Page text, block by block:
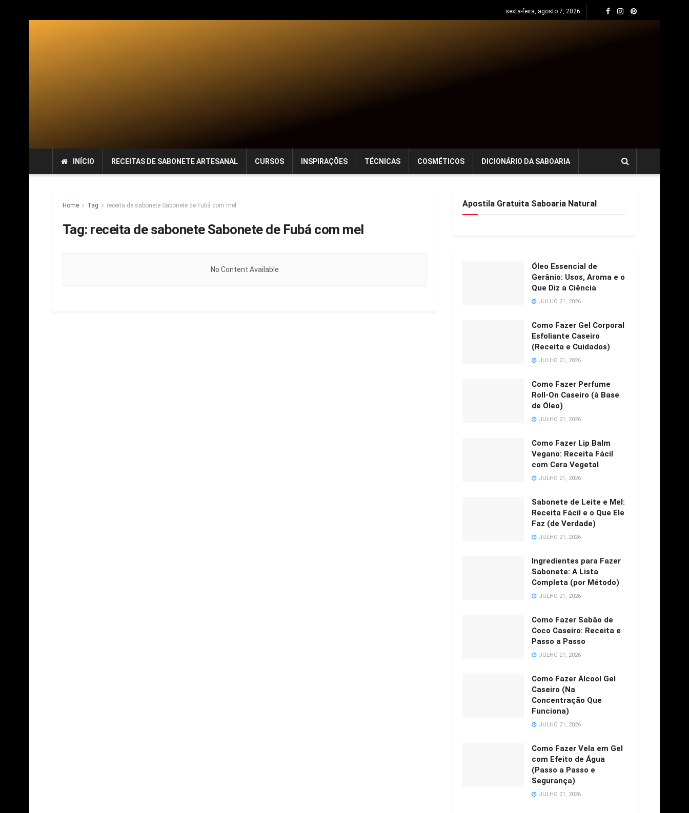
sexta-feira, agosto 7, 2026
INÍCIO RECEITAS DE SABONETE ARTESANAL CURSOS INSPIRAÇÕES TÉCNICAS COSMÉTICOS DICIONÁRIO DA SABOARIA
Home Tag receita de sabonete Sabonete de Fubá com mel
Tag: receita de sabonete Sabonete de Fubá com mel
No Content Available
Apostila Gratuita Saboaria Natural
Óleo Essencial de
Gerânio: Usos, Aroma e o
Que Diz a Ciência
JULHO 21, 2026
Como Fazer Gel Corporal
Esfoliante Caseiro
(Receita e Cuidados)
JULHO 21, 2026
Como Fazer Perfume
Roll-On Caseiro (à Base
de Óleo)
JULHO 21, 2026
Como Fazer Lip Balm
Vegano: Receita Fácil
com Cera Vegetal
JULHO 21, 2026
Sabonete de Leite e Mel:
Receita Fácil e o Que Ele
Faz (de Verdade)
JULHO 21, 2026
Ingredientes para Fazer
Sabonete: A Lista
Completa (por Método)
JULHO 21, 2026
Como Fazer Sabão de
Coco Caseiro: Receita e
Passo a Passo
JULHO 21, 2026
Como Fazer Álcool Gel
Caseiro (Na
Concentração Que
Funciona)
JULHO 21, 2026
Como Fazer Vela em Gel
com Efeito de Água
(Passo a Passo e
Segurança)
JULHO 21, 2026